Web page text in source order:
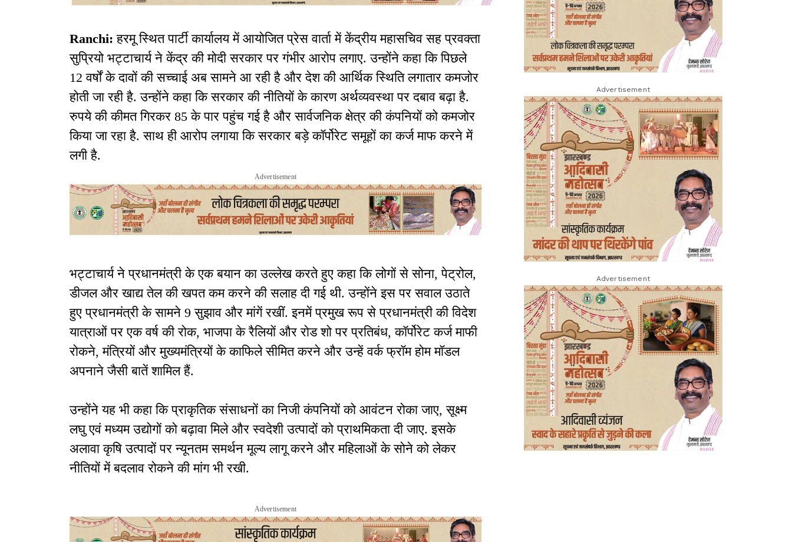
Ranchi: हरमू स्थित पार्टी कार्यालय में आयोजित प्रेस वार्ता में केंद्रीय महासचिव सह प्रवक्ता
सुप्रियो भट्टाचार्य ने केंद्र की मोदी सरकार पर गंभीर आरोप लगाए. उन्होंने कहा कि पिछले
12 वर्षों के दावों की सच्चाई अब सामने आ रही है और देश की आर्थिक स्थिति लगातार कमजोर
होती जा रही है. उन्होंने कहा कि सरकार की नीतियों के कारण अर्थव्यवस्था पर दबाव बढ़ा है.
रुपये की कीमत गिरकर 85 के पार पहुंच गई है और सार्वजनिक क्षेत्र की कंपनियों को कमजोर
किया जा रहा है. साथ ही आरोप लगाया कि सरकार बड़े कॉर्पोरेट समूहों का कर्ज माफ करने में
लगी है.
Advertisement
भट्टाचार्य ने प्रधानमंत्री के एक बयान का उल्लेख करते हुए कहा कि लोगों से सोना, पेट्रोल,
डीजल और खाद्य तेल की खपत कम करने की सलाह दी गई थी. उन्होंने इस पर सवाल उठाते
हुए प्रधानमंत्री के सामने 9 सुझाव और मांगें रखीं. इनमें प्रमुख रूप से प्रधानमंत्री की विदेश
यात्राओं पर एक वर्ष की रोक, भाजपा के रैलियों और रोड शो पर प्रतिबंध, कॉर्पोरेट कर्ज माफी
रोकने, मंत्रियों और मुख्यमंत्रियों के काफिले सीमित करने और उन्हें वर्क फ्रॉम होम मॉडल
अपनाने जैसी बातें शामिल हैं.
उन्होंने यह भी कहा कि प्राकृतिक संसाधनों का निजी कंपनियों को आवंटन रोका जाए, सूक्ष्म
लघु एवं मध्यम उद्योगों को बढ़ावा मिले और स्वदेशी उत्पादों को प्राथमिकता दी जाए. इसके
अलावा कृषि उत्पादों पर न्यूनतम समर्थन मूल्य लागू करने और महिलाओं के सोने को लेकर
नीतियों में बदलाव रोकने की मांग भी रखी.
Advertisement
Advertisement
Advertisement